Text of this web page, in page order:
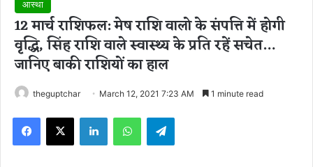
आस्था
12 मार्च राशिफल: मेष राशि वालो के संपत्ति में होगी
वृद्धि, सिंह राशि वाले स्वास्थ्य के प्रति रहें सचेत…
जानिए बाकी राशियों का हाल
theguptchar March 12, 2021 7:23 AM 1 minute read